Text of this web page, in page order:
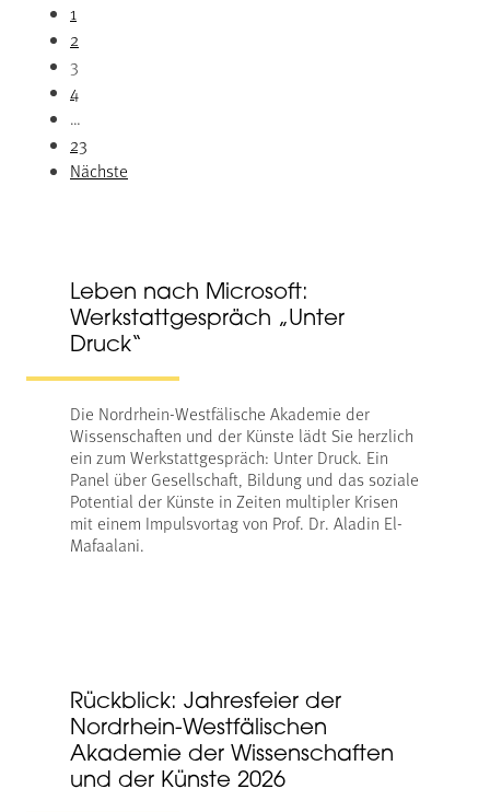
1
2
3
4
…
23
Nächste
Leben nach Microsoft:
Werkstattgespräch „Unter
Druck“
Die Nordrhein-Westfälische Akademie der
Wissenschaften und der Künste lädt Sie herzlich
ein zum Werkstattgespräch: Unter Druck. Ein
Panel über Gesellschaft, Bildung und das soziale
Potential der Künste in Zeiten multipler Krisen
mit einem Impulsvortag von Prof. Dr. Aladin El-
Mafaalani.
Rückblick: Jahresfeier der
Nordrhein-Westfälischen
Akademie der Wissenschaften
und der Künste 2026